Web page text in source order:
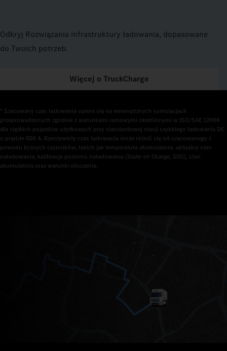
Odkryj Rozwiązania infrastruktury ładowania, dopasowane
do Twoich potrzeb.
Więcej o TruckCharge
* Szacowany czas ładowania opiera się na wewnętrznych symulacjach
przeprowadzonych zgodnie z warunkami ramowymi określonymi w ISO/SAE 12906
dla ciężkich pojazdów użytkowych przy standardowej stacji szybkiego ładowania DC
o prądzie 500 A. Rzeczywisty czas ładowania może różnić się od szacowanego z
powodu licznych czynników, takich jak temperatura akumulatora, aktualny stan
naładowania, kalibracja poziomu naładowania (State-of-Charge, SOC), stan
akumulatora oraz warunki otoczenia.